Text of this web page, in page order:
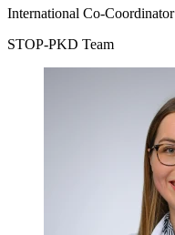
International Co-Coordinator
STOP-PKD Team